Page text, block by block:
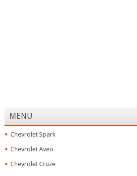
MENU
Chevrolet Spark
Chevrolet Aveo
Chevrolet Cruze